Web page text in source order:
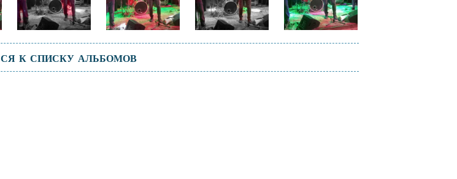
к списку альбомов